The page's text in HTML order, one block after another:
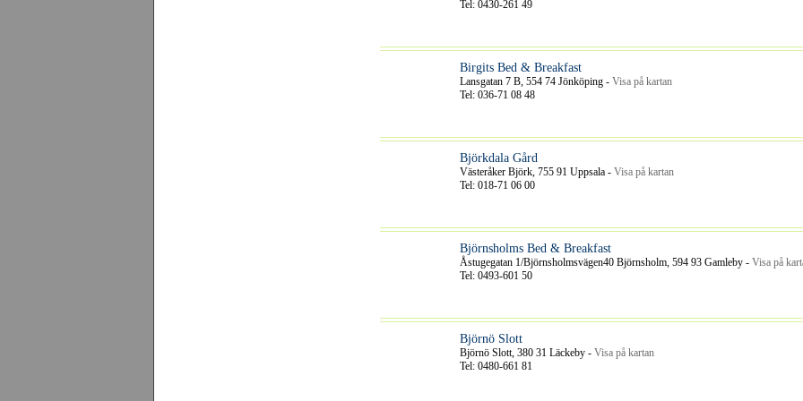
Tel: 0430-261 49
Birgits Bed & Breakfast
Lansgatan 7 B, 554 74 Jönköping - Visa på kartan
Tel: 036-71 08 48
Björkdala Gård
Västeråker Björk, 755 91 Uppsala - Visa på kartan
Tel: 018-71 06 00
Björnsholms Bed & Breakfast
Åstugegatan 1/Björnsholmsvägen40 Björnsholm, 594 93 Gamleby - Visa på
Tel: 0493-601 50
Björnö Slott
Björnö Slott, 380 31 Läckeby - Visa på kartan
Tel: 0480-661 81